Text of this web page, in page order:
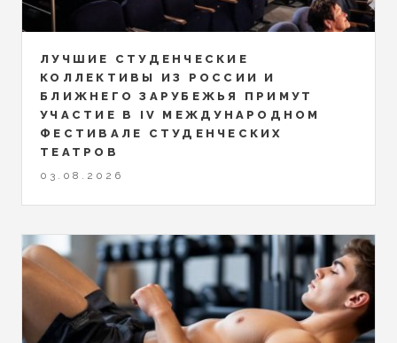
ЛУЧШИЕ СТУДЕНЧЕСКИЕ
КОЛЛЕКТИВЫ ИЗ РОССИИ И
БЛИЖНЕГО ЗАРУБЕЖЬЯ ПРИМУТ
УЧАСТИЕ В IV МЕЖДУНАРОДНОМ
ФЕСТИВАЛЕ СТУДЕНЧЕСКИХ
ТЕАТРОВ
03.08.2026